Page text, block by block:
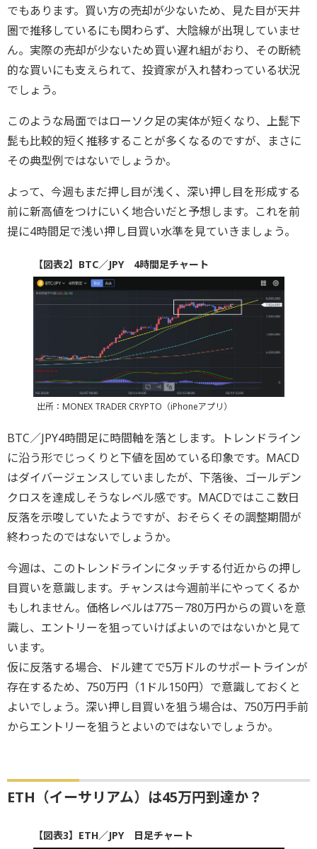
でもあります。買い方の売却が少ないため、見た目が天井
圏で推移しているにも関わらず、大陰線が出現していませ
ん。実際の売却が少ないため買い遅れ組がおり、その断続
的な買いにも支えられて、投資家が入れ替わっている状況
でしょう。
このような局面ではローソク足の実体が短くなり、上髭下
髭も比較的短く推移することが多くなるのですが、まさに
その典型例ではないでしょうか。
よって、今週もまだ押し目が浅く、深い押し目を形成する
前に新高値をつけにいく地合いだと予想します。これを前
提に4時間足で浅い押し目買い水準を見ていきましょう。
【図表2】BTC／JPY 4時間足チャート
出所：MONEX TRADER CRYPTO（iPhoneアプリ）
BTC／JPY4時間足に時間軸を落とします。トレンドライン
に沿う形でじっくりと下値を固めている印象です。MACD
はダイバージェンスしていましたが、下落後、ゴールデン
クロスを達成しそうなレベル感です。MACDではここ数日
反落を示唆していたようですが、おそらくその調整期間が
終わったのではないでしょうか。
今週は、このトレンドラインにタッチする付近からの押し
目買いを意識します。チャンスは今週前半にやってくるか
もしれません。価格レベルは775－780万円からの買いを意
識し、エントリーを狙っていけばよいのではないかと見て
います。
仮に反落する場合、ドル建てで5万ドルのサポートラインが
存在するため、750万円（1ドル150円）で意識しておくと
よいでしょう。深い押し目買いを狙う場合は、750万円手前
からエントリーを狙うとよいのではないでしょうか。
ETH（イーサリアム）は45万円到達か？
【図表3】ETH／JPY 日足チャート